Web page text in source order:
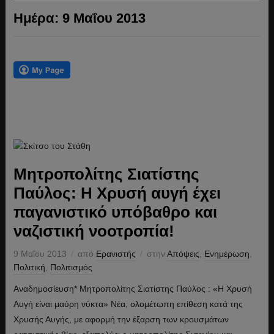
Ημέρα: 9 Μαΐου 2013
Μητροπολίτης Σιατίστης
Παύλος: Η Χρυσή αυγή έχει
παγανιστικό υπόβαθρο και
ναζιστική νοοτροπία!
9 Μαΐου 2013 από Ερανιστής στηνΑπόψεις Ενημέρωση
Πολιτική
Πολιτισμός
Αναδημοσίευση* Μητροπολίτης Σιατίστης Παύλος : «Η Χρυσή
Αυγή είναι μαύρη νύκτα» Νέα, ολομέτωπη επίθεση κατά της
Χρυσής Αυγής, με αφορμή την έξαρση των κρουσμάτων